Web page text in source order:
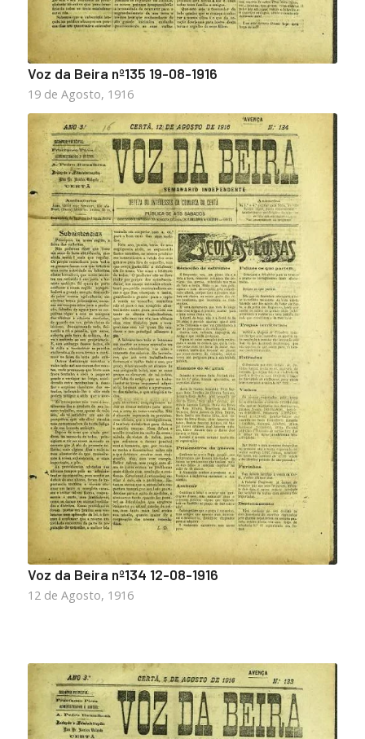
Voz da Beira nº135 19-08-1916
19 de Agosto, 1916
Voz da Beira nº134 12-08-1916
12 de Agosto, 1916